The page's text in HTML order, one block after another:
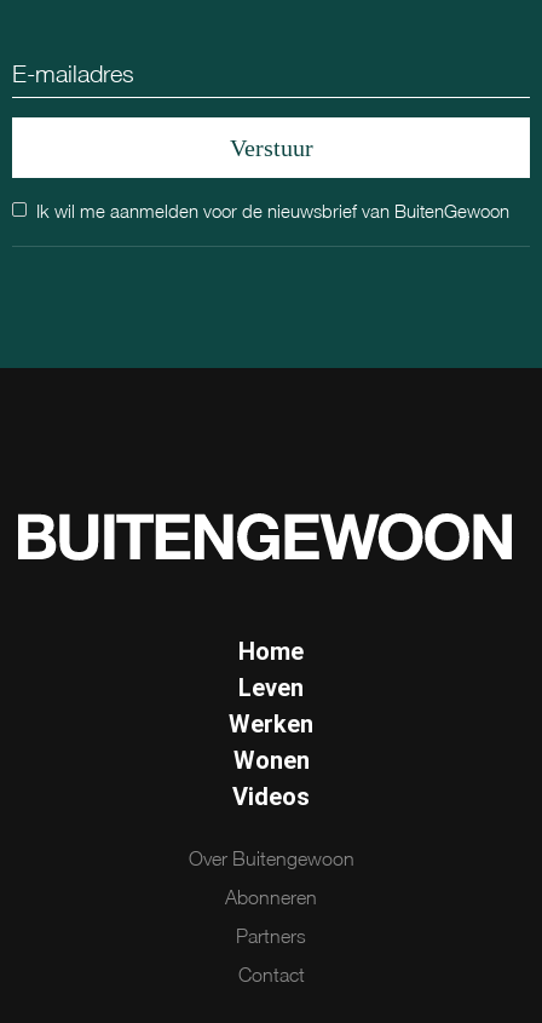
Ik wil me aanmelden voor de nieuwsbrief van BuitenGewoon
Home
Leven
Werken
Wonen
Videos
Over Buitengewoon
Abonneren
Partners
Contact